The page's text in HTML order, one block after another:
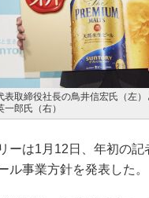
表取締役社長の鳥井信宏氏（左
一郎氏（右）
ーは1月12日、年初の記
ル事業方針を発表した。